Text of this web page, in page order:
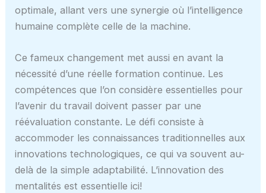
optimale, allant vers une synergie où l’intelligence
humaine complète celle de la machine.
Ce fameux changement met aussi en avant la
nécessité d’une réelle formation continue. Les
compétences que l’on considère essentielles pour
l’avenir du travail doivent passer par une
réévaluation constante. Le défi consiste à
accommoder les connaissances traditionnelles aux
innovations technologiques, ce qui va souvent au-
delà de la simple adaptabilité. L’innovation des
mentalités est essentielle ici!